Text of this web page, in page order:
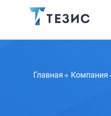
Главная Компания